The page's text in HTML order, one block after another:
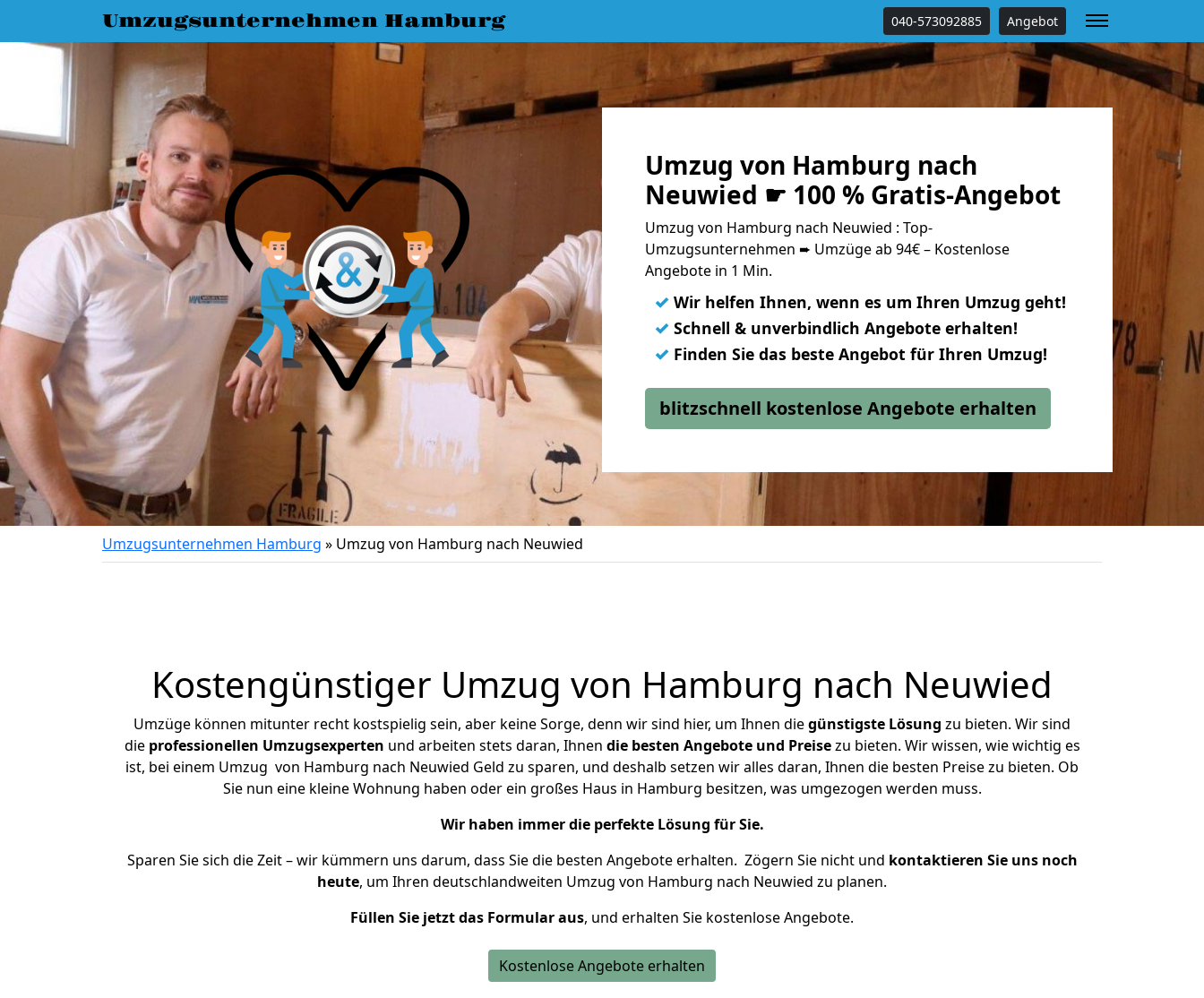
Umzugsunternehmen Hamburg 040-573092885 Angebot
Umzug von Hamburg nach
Neuwied ☛ 100 % Gratis-Angebot
Umzug von Hamburg nach Neuwied : Top-
Umzugsunternehmen ➨ Umzüge ab 94€ – Kostenlose
Angebote in 1 Min.
✓ Wir helfen Ihnen, wenn es um Ihren Umzug geht!
✓ Schnell & unverbindlich Angebote erhalten!
✓ Finden Sie das beste Angebot für Ihren Umzug!
blitzschnell kostenlose Angebote erhalten
Umzugsunternehmen Hamburg » Umzug von Hamburg nach Neuwied
Kostengünstiger Umzug von Hamburg nach Neuwied
Umzüge können mitunter recht kostspielig sein, aber keine Sorge, denn wir sind hier, um Ihnen diegünstigste Lösung zu bieten. Wir sind
die professionellen Umzugsexperten und arbeiten stets daran, Ihnen die besten Angebote und Preisezu bieten. Wir wissen, wie wichtig es
ist, bei einem Umzug von Hamburg nach Neuwied Geld zu sparen, und deshalb setzen wir alles daran, Ihnen die besten Preise zu bieten. Ob
Sie nun eine kleine Wohnung haben oder ein großes Haus in Hamburg besitzen, was umgezogen werden muss.
Wir haben immer die perfekte Lösung für Sie.
Sparen Sie sich die Zeit – wir kümmern uns darum, dass Sie die besten Angebote erhalten. Zögern Sie nicht und kontaktieren Sie uns noch
heute, um Ihren deutschlandweiten Umzug von Hamburg nach Neuwied zu planen.
Füllen Sie jetzt das Formular aus, und erhalten Sie kostenlose Angebote.
Kostenlose Angebote erhalten